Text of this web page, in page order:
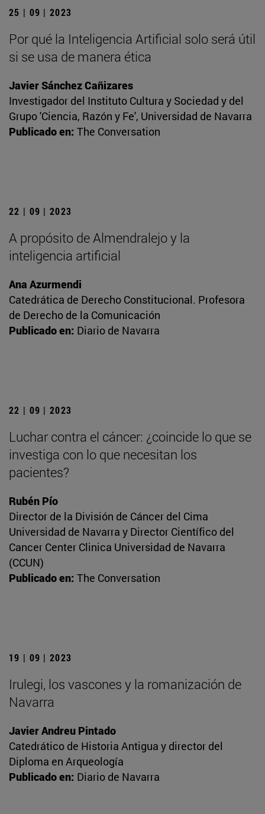
25 | 09 | 2023
Por qué la Inteligencia Artificial solo será útil
si se usa de manera ética
Javier Sánchez Cañizares
Investigador del Instituto Cultura y Sociedad y del
Grupo 'Ciencia, Razón y Fe', Universidad de Navarra
Publicado en: The Conversation
22 | 09 | 2023
A propósito de Almendralejo y la
inteligencia artificial
Ana Azurmendi
Catedrática de Derecho Constitucional. Profesora
de Derecho de la Comunicación
Publicado en: Diario de Navarra
22 | 09 | 2023
Luchar contra el cáncer: ¿coincide lo que se
investiga con lo que necesitan los
pacientes?
Rubén Pío
Director de la División de Cáncer del Cima
Universidad de Navarra y Director Científico del
Cancer Center Clinica Universidad de Navarra
(CCUN)
Publicado en: The Conversation
19 | 09 | 2023
Irulegi, los vascones y la romanización de
Navarra
Javier Andreu Pintado
Catedrático de Historia Antigua y director del
Diploma en Arqueología
Publicado en: Diario de Navarra